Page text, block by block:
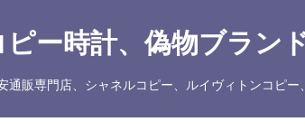
ー時計、偽物ブラン
通販専門店、シャネルコピー、ルイヴィトンコピ